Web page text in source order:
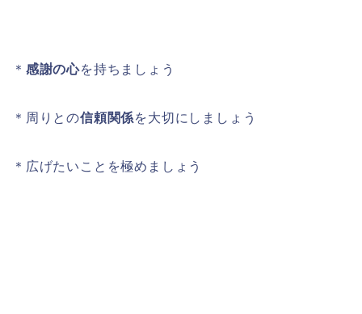
＊ 感謝の心を持ちましょう
＊周りとの信頼関係を大切にしましょう
＊広げたいことを極めましょう